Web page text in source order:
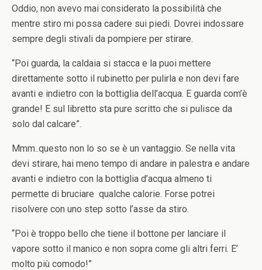
Oddio, non avevo mai considerato la possibilità che
mentre stiro mi possa cadere sui piedi. Dovrei indossare
sempre degli stivali da pompiere per stirare.
“Poi guarda, la caldaia si stacca e la puoi mettere
direttamente sotto il rubinetto per pulirla e non devi fare
avanti e indietro con la bottiglia dell’acqua. E guarda com’è
grande! E sul libretto sta pure scritto che si pulisce da
solo dal calcare”.
Mmm..questo non lo so se è un vantaggio. Se nella vita
devi stirare, hai meno tempo di andare in palestra e andare
avanti e indietro con la bottiglia d’acqua almeno ti
permette di bruciare qualche calorie. Forse potrei
risolvere con uno step sotto l’asse da stiro.
“Poi è troppo bello che tiene il bottone per lanciare il
vapore sotto il manico e non sopra come gli altri ferri. E’
molto più comodo!”